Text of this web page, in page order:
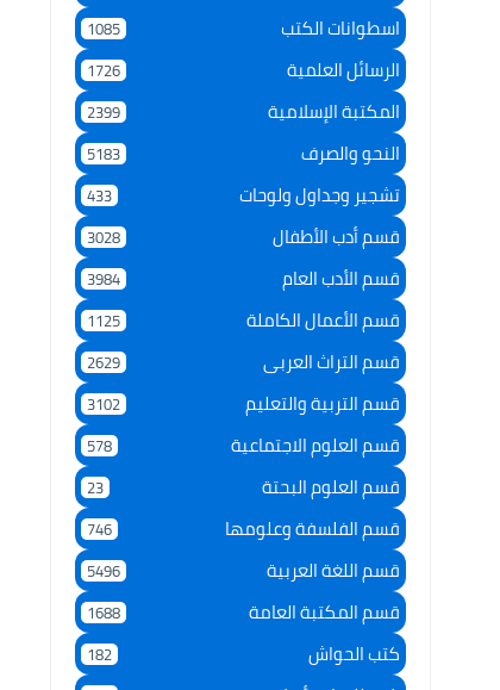
اسطوانات الكتب 1085
الرسائل العلمية 1726
المكتبة الإسلامية 2399
النحو والصرف 5183
تشجير وجداول ولوحات 433
قسم أدب الأطفال 3028
قسم الأدب العام 3984
قسم الأعمال الكاملة 1125
قسم التراث العربى 2629
قسم التربية والتعليم 3102
قسم العلوم الاجتماعية 578
قسم العلوم البحتة 23
قسم الفلسفة وعلومها 746
قسم اللغة العربية 5496
قسم المكتبة العامة 1688
كتب الحواش 182